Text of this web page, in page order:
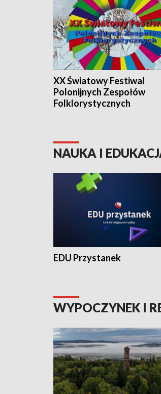
XX Światowy Festiwal
Polonijnych Zespołów
Folklorystycznych
NAUKA I
EDU Przystanek
WYPOCZYNEK I